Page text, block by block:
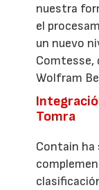
nuestra
el
un nuevo
Comtesse,
Wolfram
Tomra
Contain ha